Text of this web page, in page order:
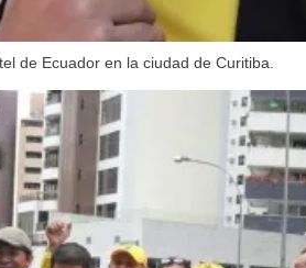
de Ecuador en la ciudad de Curitiba.